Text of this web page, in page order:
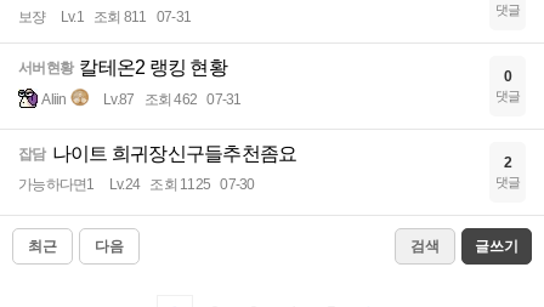
보쟝 Lv.1 조회 811 07-31 댓글
서버현황 칼테온2 랭킹 현황
Aliin Lv.87 조회 462 07-31
0
댓글
잡담 나이트 희귀장신구들추천좀요
가능하다면1 Lv.24 조회 1125 07-30
2
댓글
최근 다음 검색 글쓰기